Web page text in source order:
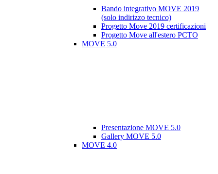
Bando integrativo MOVE 2019
(solo indirizzo tecnico)
Progetto Move 2019 certificazioni
Progetto Move all'estero PCTO
MOVE 5.0
Presentazione MOVE 5.0
Gallery MOVE 5.0
MOVE 4.0